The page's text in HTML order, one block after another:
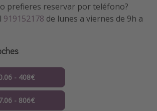
prefieres reservar por teléfono?
919152178 de lunes a viernes de 9h a
- 408€
- 806€